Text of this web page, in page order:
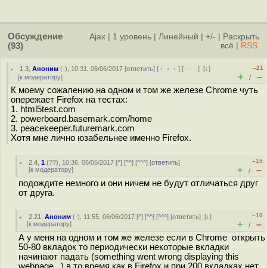
Обсуждение
(93)
Ajax 1 уровень Линейный +/-
Раскрыть
всё
RSS
1.3 ,Аноним (-), 10:31, 06/06/2017 [ответить] [ ﹢﹢﹢] [ · · ·][↓]
[к модератору]
–21
+ / –
К моему сожалению на одном и том же железе Chrome чуть
опережает Firefox на тестах:
1. html5test.com
2. powerboard.basemark.com/home
3. peacekeeper.futuremark.com
Хотя мне лично юзабельнее именно Firefox.
2.4 ,1 (??), 10:36, 06/06/2017 [^] [^^] [^^^] [ответить]
[к модератору]
–15
+ / –
подождите немного и они ничем не будут отличаться друг
от друга.
2.21 ,Аноним (-), 11:55, 06/06/2017 [^] [^^] [^^^] [ответить][↓]
[к модератору]
–10
+ / –
А у меня на одном и том же железе если в Chrome открыть
50-80 вкладок то периодически некоторые вкладки
начинают падать (something went wrong displaying this